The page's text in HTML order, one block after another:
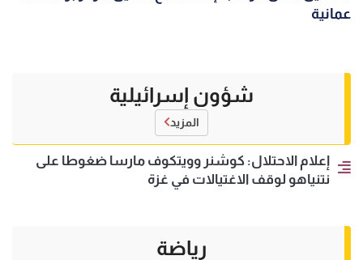
عمانية
شؤون إسرائيلية
المزيد
إعلام الاحتلال: كوشنر وويتكوف مارسا ضغوطا على
نتنياهو لوقف الاغتيالات في غزة
رياضة